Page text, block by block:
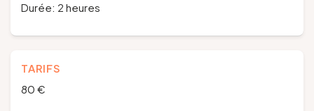
Durée: 2 heures
TARIFS
80 €